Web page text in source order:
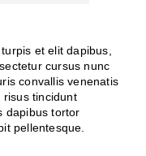
et elit dapibus,
cursus nunc
convallis venenatis
risus tincidunt
dapibus tortor
pellentesque.